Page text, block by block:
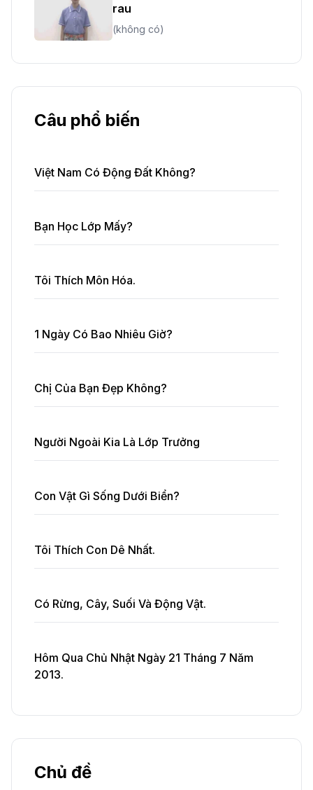
rau
(không có)
Câu phổ biến
Việt Nam Có Động Đất Không?
Bạn Học Lớp Mấy?
Tôi Thích Môn Hóa.
1 Ngày Có Bao Nhiêu Giờ?
Chị Của Bạn Đẹp Không?
Người Ngoài Kia Là Lớp Trưởng
Con Vật Gì Sống Dưới Biển?
Tôi Thích Con Dê Nhất.
Có Rừng, Cây, Suối Và Động Vật.
Hôm Qua Chủ Nhật Ngày 21 Tháng 7 Năm
2013.
Chủ đề